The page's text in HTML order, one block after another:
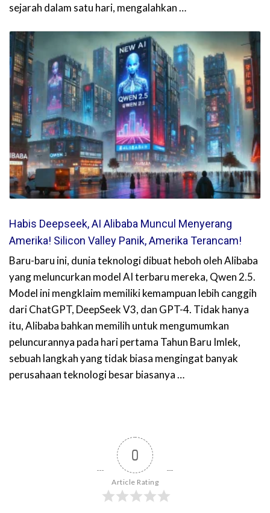
sejarah dalam satu hari, mengalahkan …
Habis Deepseek, AI Alibaba Muncul Menyerang
Amerika! Silicon Valley Panik, Amerika Terancam!
Baru-baru ini, dunia teknologi dibuat heboh oleh Alibaba
yang meluncurkan model AI terbaru mereka, Qwen 2.5.
Model ini mengklaim memiliki kemampuan lebih canggih
dari ChatGPT, DeepSeek V3, dan GPT-4. Tidak hanya
itu, Alibaba bahkan memilih untuk mengumumkan
peluncurannya pada hari pertama Tahun Baru Imlek,
sebuah langkah yang tidak biasa mengingat banyak
perusahaan teknologi besar biasanya …
0
Article Rating